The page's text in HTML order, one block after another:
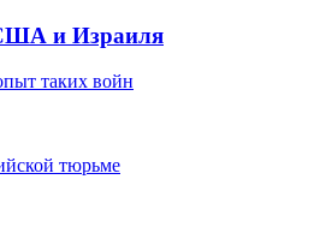
и Израиля
таких войн